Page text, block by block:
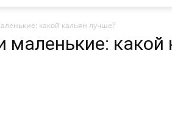
какой кальян лучше?
маленькие: какой